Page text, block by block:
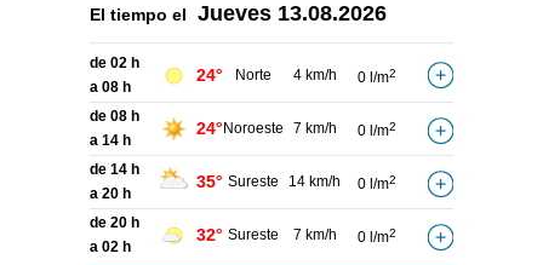
El tiempo el Jueves 13.08.2026
de 02 h
a 08 h
24° Norte 4 km/h 0 l/m2
de 08 h
a 14 h
24° Noroeste 7 km/h 0 l/m2
de 14 h
a 20 h
35° Sureste 14 km/h 0 l/m2
de 20 h
a 02 h
32° Sureste 7 km/h 0 l/m2